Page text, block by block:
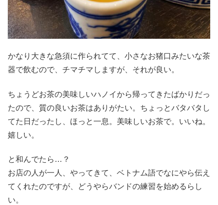
かなり大きな急須に作られてて、小さなお猪口みたいな茶
器で飲むので、チマチマしますが、それが良い。
ちょうどお茶の美味しいハノイから帰ってきたばかりだっ
たので、質の良いお茶はありがたい。ちょっとバタバタし
てた日だったし、ほっと一息。美味しいお茶で。いいね。
嬉しい。
と和んでたら…？
お店の人が一人、やってきて、ベトナム語でなにやら伝え
てくれたのですが、どうやらバンドの練習を始めるらし
い。